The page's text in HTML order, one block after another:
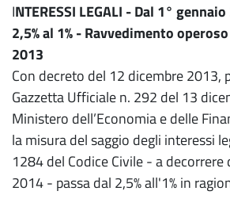
INTERESSI LEGALI - Dal 1°
2,5% al 1% - Ravvedimento
2013
Con decreto del 12 dicembre 2013,
Gazzetta Ufficiale n. 292 del 13
Ministero dell’Economia e delle
la misura del saggio degli interessi
1284 del Codice Civile - a decorrere
2014 - passa dal 2,5% all'1% in